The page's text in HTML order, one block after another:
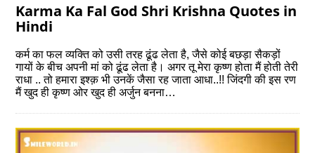
Karma Ka Fal God Shri Krishna Quotes in
Hindi
कर्म का फल व्यक्ति को उसी तरह ढूंढ लेता है, जैसे कोई बछड़ा सैकड़ों
गायों के बीच अपनी मां को ढूंढ लेता है। अगर तू मेरा कृष्ण होता मैं होती तेरी
राधा .. तो हमारा इश्क़ भी उनकें जैसा रह जाता आधा..!! जिंदगी की इस रण
मैं खुद ही कृष्ण ओर खुद ही अर्जुन बनना…